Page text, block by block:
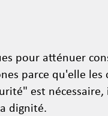
pour atténuer
parce qu'elle
est
dignité.